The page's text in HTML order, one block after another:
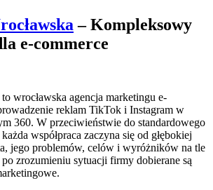
– Kompleksowy
e-commerce
wrocławska agencja marketingu e-
reklam TikTok i Instagram w
360. W przeciwieństwie do standardowego
współpraca zaczyna się od głębokiej
jego problemów, celów i wyróżników na tle
zrozumieniu sytuacji firmy dobierane są